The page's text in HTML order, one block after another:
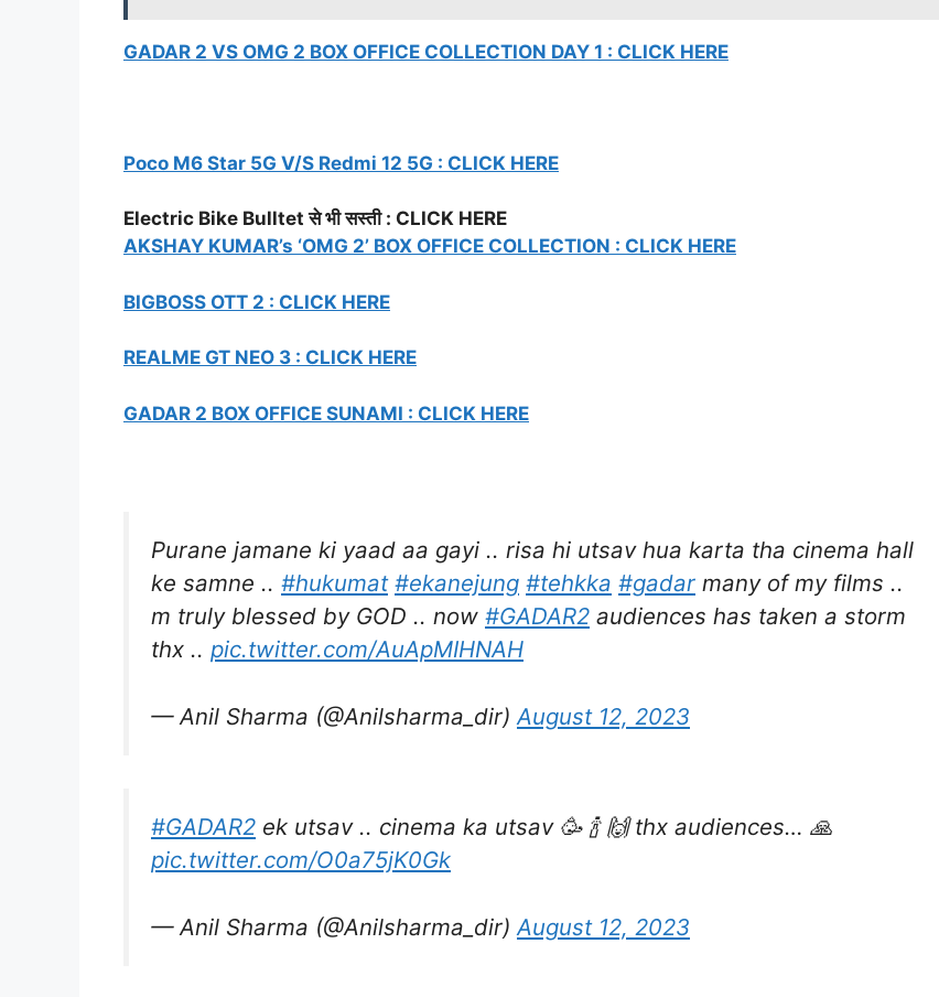
GADAR 2 VS OMG 2 BOX OFFICE COLLECTION DAY 1 : CLICK HERE
Poco M6 Star 5G V/S Redmi 12 5G : CLICK HERE
Electric Bike Bulltet से भी सस्ती : CLICK HERE
AKSHAY KUMAR’s ‘OMG 2’ BOX OFFICE COLLECTION : CLICK HERE
BIGBOSS OTT 2 : CLICK HERE
REALME GT NEO 3 : CLICK HERE
GADAR 2 BOX OFFICE SUNAMI : CLICK HERE
Purane jamane ki yaad aa gayi .. risa hi utsav hua karta tha cinema hall
ke samne .. #hukumat #ekanejung #tehkka #gadar many of my films ..
m truly blessed by GOD .. now #GADAR2 audiences has taken a storm
thx .. pic.twitter.com/AuApMIHNAH
— Anil Sharma (@Anilsharma_dir) August 12, 2023
#GADAR2 ek utsav .. cinema ka utsav 🥳 🍾 🙌 thx audiences… 🙏
pic.twitter.com/O0a75jK0Gk
— Anil Sharma (@Anilsharma_dir) August 12, 2023